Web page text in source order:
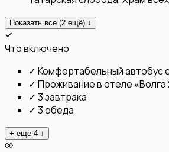
Показать все (2 ещё) ↓
Что включено
✓ Комфортабельный автобус
✓ Проживание в отеле «Волга
✓ 3 завтрака
✓ 3 обеда
+ ещё 4 ↓